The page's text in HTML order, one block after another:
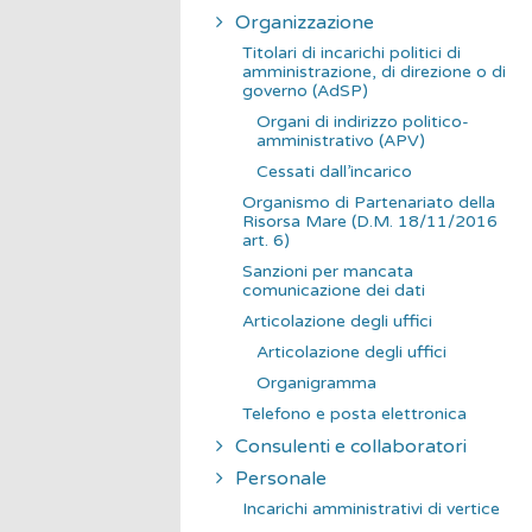
Organizzazione
Titolari di incarichi politici di
amministrazione, di direzione o di
governo (AdSP)
Organi di indirizzo politico-
amministrativo (APV)
Cessati dall’incarico
Organismo di Partenariato della
Risorsa Mare (D.M. 18/11/2016
art. 6)
Sanzioni per mancata
comunicazione dei dati
Articolazione degli uffici
Articolazione degli uffici
Organigramma
Telefono e posta elettronica
Consulenti e collaboratori
Personale
Incarichi amministrativi di vertice